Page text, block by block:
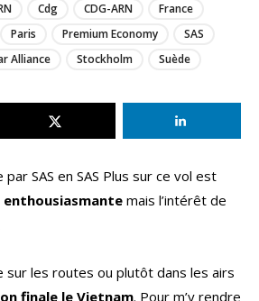
Cdg CDG-ARN
France
Paris Premium Economy
SAS
Alliance Stockholm Suède
SAS en SAS Plus sur ce vol est
mais l’intérêt de
sur les routes ou plutôt dans les airs
finale le Vietnam. Pour m’y rendre